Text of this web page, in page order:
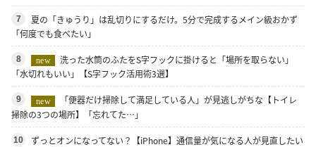
7
夏の「きゅうり」は乱切りにするだけ。5分で完成するメイン級おかず
「何度でも食べたい」
8 new
洗った水筒のふたをS字フックに掛けると「場所を取らない」
「水切れもいい」【S字フック活用術3選】
9 new
「便器だけ掃除して満足している人」が見逃しがちな【トイレ
掃除の3つの場所】「忘れてた…」
10
ずっとオンになってない？【iPhone】通信量が気になる人が見直したい